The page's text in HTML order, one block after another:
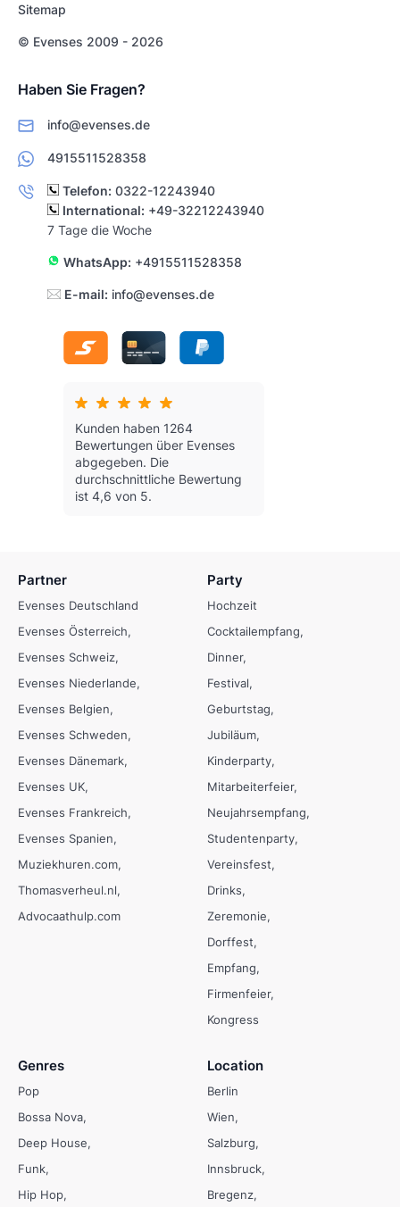
Sitemap
© Evenses 2009 - 2026
Haben Sie Fragen?
info@evenses.de
4915511528358
Telefon: 0322-12243940
International: +49-32212243940
7 Tage die Woche
WhatsApp: +4915511528358
E-mail: info@evenses.de
Kunden haben 1264
Bewertungen über Evenses
abgegeben. Die
durchschnittliche Bewertung
ist 4,6 von 5.
Partner
Evenses Deutschland
Evenses Österreich
Evenses Schweiz
Evenses Niederlande
Evenses Belgien
Evenses Schweden
Evenses Dänemark
Evenses UK
Evenses Frankreich
Evenses Spanien
Muziekhuren.com
Thomasverheul.nl
Advocaathulp.com
Party
Hochzeit
Cocktailempfang
Dinner
Festival
Geburtstag
Jubiläum
Kinderparty
Mitarbeiterfeier
Neujahrsempfang
Studentenparty
Vereinsfest
Drinks
Zeremonie
Dorffest
Empfang
Firmenfeier
Kongress
Genres
Pop
Bossa Nova
Deep House
Funk
Hip Hop
Location
Berlin
Wien
Salzburg
Innsbruck
Bregenz